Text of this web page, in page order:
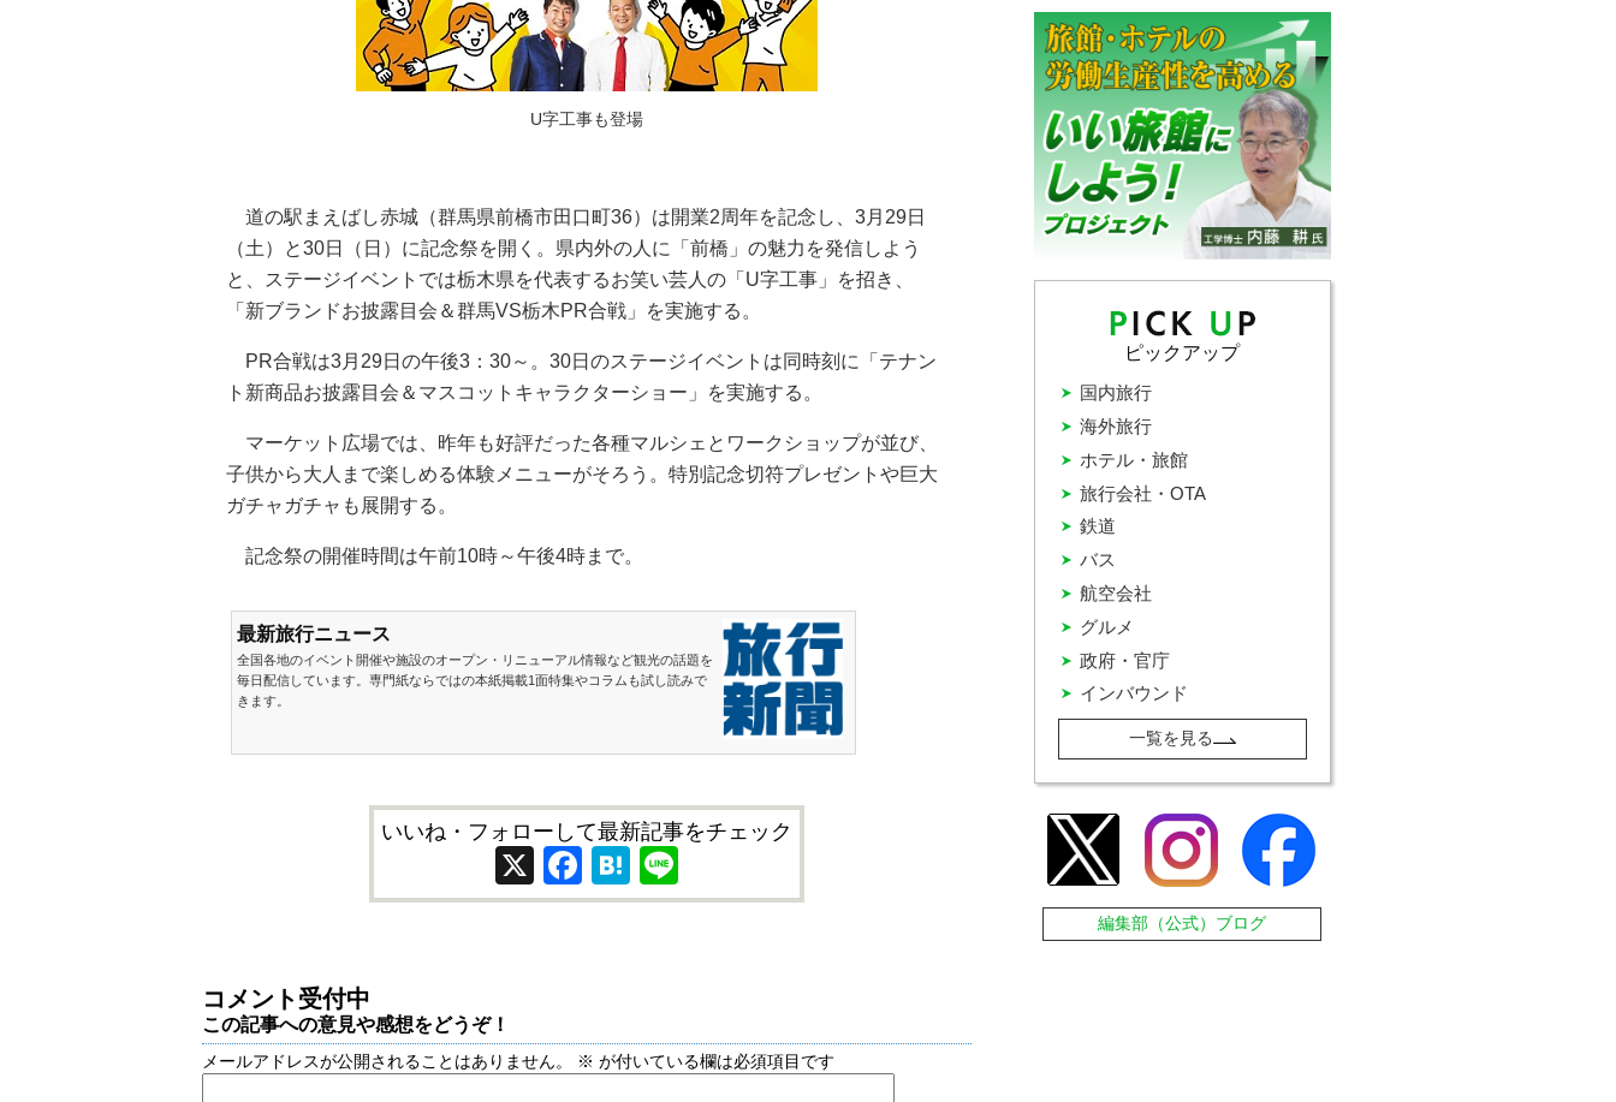
U字工事も登場
道の駅まえばし赤城（群馬県前橋市田口町36）は開業2周年を記念し、3月29日
（土）と30日（日）に記念祭を開く。県内外の人に「前橋」の魅力を発信しよう
と、ステージイベントでは栃木県を代表するお笑い芸人の「U字工事」を招き、
「新ブランドお披露目会＆群馬VS栃木PR合戦」を実施する。
PR合戦は3月29日の午後3：30～。30日のステージイベントは同時刻に「テナン
ト新商品お披露目会＆マスコットキャラクターショー」を実施する。
マーケット広場では、昨年も好評だった各種マルシェとワークショップが並び、
子供から大人まで楽しめる体験メニューがそろう。特別記念切符プレゼントや巨大
ガチャガチャも展開する。
記念祭の開催時間は午前10時～午後4時まで。
最新旅行ニュース
全国各地のイベント開催や施設のオープン・リニューアル情報など観光の話題を
毎日配信しています。専門紙ならではの本紙掲載1面特集やコラムも試し読みで
きます。
いいね・フォローして最新記事をチェック
X Facebook
Hatena
コメント受付中
この記事への意見や感想をどうぞ！
メールアドレスが公開されることはありません。 ※ が付いている欄は必須項目です
ピックアップ
インバウンド
グルメ
バス
ホテル・旅館
国内旅行
政府・官庁
旅行会社・OTA
海外旅行
航空会社
鉄道
一覧を見る
編集部（公式）ブログ